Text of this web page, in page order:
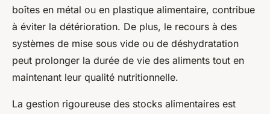
boîtes en métal ou en plastique alimentaire, contribue
à éviter la détérioration. De plus, le recours à des
systèmes de mise sous vide ou de déshydratation
peut prolonger la durée de vie des aliments tout en
maintenant leur qualité nutritionnelle.
La gestion rigoureuse des stocks alimentaires est